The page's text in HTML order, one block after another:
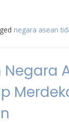
negara asean